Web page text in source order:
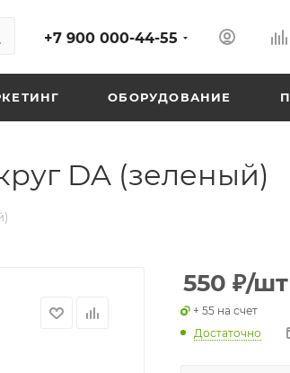
+7 900 000-44-55
ОБОРУДОВАНИЕ
DA (зеленый)
550 ₽/шт
+ 55 на счет
Достаточно